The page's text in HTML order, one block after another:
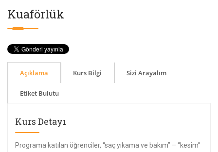
Kuaförlük
Açıklama Kurs Bilgi Sizi Arayalım
Etiket Bulutu
Kurs Detayı
Programa katılan öğrenciler, “saç yıkama ve bakım” – “kesim”